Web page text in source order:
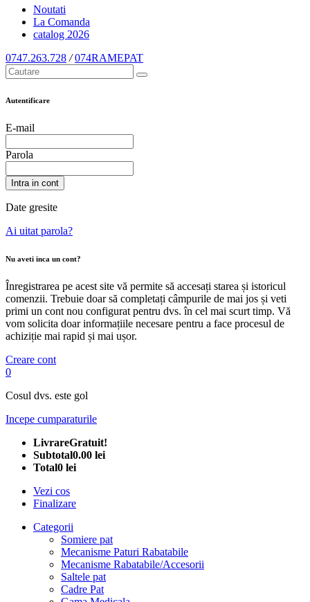
Noutati
La Comanda
catalog 2026
0747.263.728 / 074RAMEPAT
Autentificare
E-mail
Parola
Intra in cont
Date gresite
Ai uitat parola?
Nu aveti inca un cont?
Înregistrarea pe acest site vă permite să accesați starea și istoricul
comenzii. Trebuie doar să completați câmpurile de mai jos și veti
primi un cont nou configurat pentru dvs. în cel mai scurt timp. Vă
vom solicita doar informațiile necesare pentru a face procesul de
achiziție mai rapid și mai ușor.
Creare cont
0
Cosul dvs. este gol
Incepe cumparaturile
LivrareGratuit!
Subtotal0.00 lei
Total0 lei
Vezi cos
Finalizare
Categorii
Somiere pat
Mecanisme Paturi Rabatabile
Mecanisme Rabatabile/Accesorii
Saltele pat
Cadre Pat